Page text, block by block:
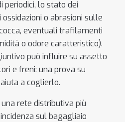
periodici, lo stato dei
o abrasioni sulle
eventuali trafilamenti
o odore caratteristico).
può influire su assetto
e freni: una prova su
a coglierlo.
rete distributiva più
sul bagagliaio